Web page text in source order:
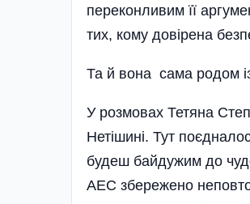
переконливим її
тих, кому довірена
Та й вона сама родом
У розмовах Тетяна
Нетішині. Тут
будеш байдужим до
АЕС збережено